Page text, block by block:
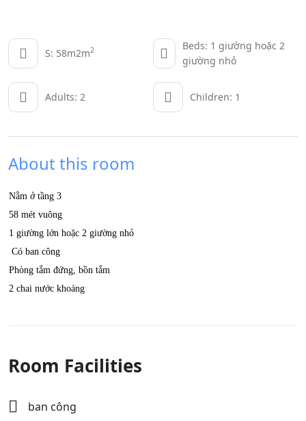
S: 58m2m2
Beds: 1 giường hoặc 2
giường nhỏ
Adults: 2 Children: 1
About this room
Nằm ở tầng 3
58 mét vuông
1 giường lớn hoặc 2 giường nhỏ
Có ban công
Phòng tắm đứng, bồn tắm
2 chai nước khoáng
Room Facilities
ban công